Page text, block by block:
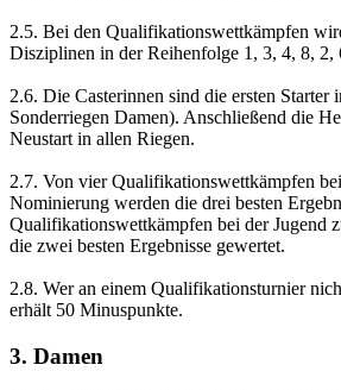
2.5. Bei den Qualifikationswettkämpfen
Disziplinen in der Reihenfolge 1, 3, 4, 8, 2,
2.6. Die Casterinnen sind die ersten Starter
Sonderriegen Damen). Anschließend die
Neustart in allen Riegen.
2.7. Von vier Qualifikationswettkämpfen
Nominierung werden die drei besten
Qualifikationswettkämpfen bei der Jugend
die zwei besten Ergebnisse gewertet.
2.8. Wer an einem Qualifikationsturnier
erhält 50 Minuspunkte.
3. Damen